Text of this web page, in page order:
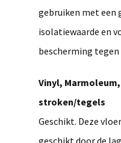
gebruiken met een
isolatiewaarde en
bescherming
Vinyl, Marmoleum,
stroken/tegels
Geschikt. Deze